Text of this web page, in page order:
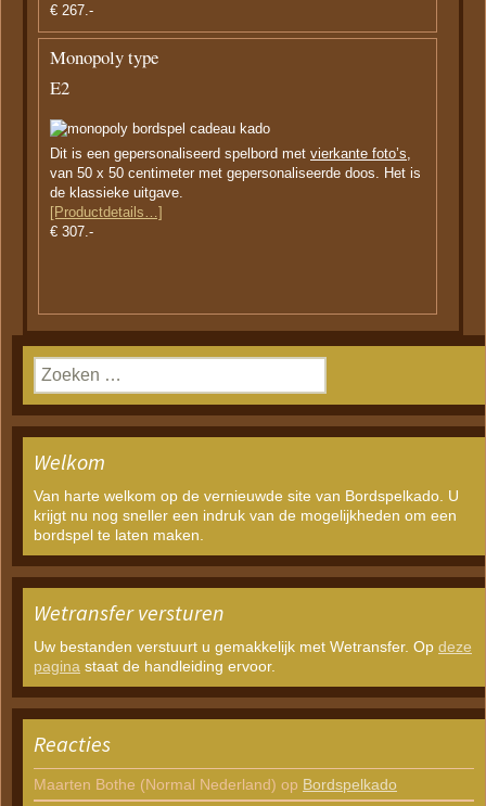
€ 267.-
Monopoly type
E2
Dit is een gepersonaliseerd spelbord met vierkante foto’s,
van 50 x 50 centimeter met gepersonaliseerde doos. Het is
de klassieke uitgave.
[Productdetails…]
€ 307.-
Zoeken
naar:
Welkom
Van harte welkom op de vernieuwde site van Bordspelkado. U
krijgt nu nog sneller een indruk van de mogelijkheden om een
bordspel te laten maken.
Wetransfer versturen
Uw bestanden verstuurt u gemakkelijk met Wetransfer. Op deze
pagina staat de handleiding ervoor.
Reacties
Maarten Bothe (Normal Nederland) op Bordspelkado